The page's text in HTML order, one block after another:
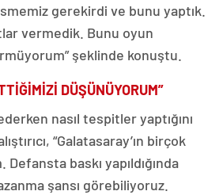
gerekirdi ve bunu yaptık.
vermedik. Bunu oyun
şeklinde konuştu.
DÜŞÜNÜYORUM”
nasıl tespitler yaptığını
“Galatasaray’ın birçok
Defansta baskı yapıldığında
şansı görebiliyoruz.